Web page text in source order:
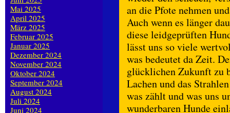
an die Pfote nehmen
Auch wenn es länger
diese leidgeprüften
lässt uns so viele
was bedeutet da Zeit.
glücklichen Zukunft zu
Lachen und das
was zählt und was uns
wunderbaren Hunde
Mai 2025
April 2025
März 2025
Februar 2025
Januar 2025
Dezember 2024
November 2024
Oktober 2024
September 2024
August 2024
Juli 2024
Juni 2024